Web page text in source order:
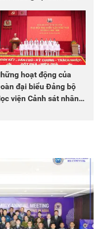
đội
hoạt động của
đại biểu Đảng bộ
viện Cảnh sát nhân